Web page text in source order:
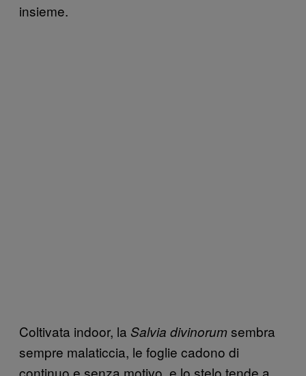
insieme.
Coltivata indoor, la Salvia divinorumsembra
sempre malaticcia, le foglie cadono di
continuo e senza motivo, e lo stelo tende a